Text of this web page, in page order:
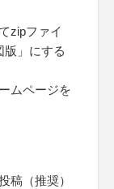
zipファイ
版」にする
ムページを
稿（推奨）